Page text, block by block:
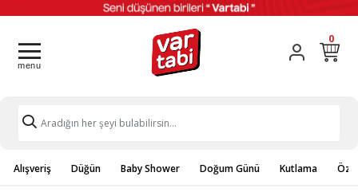
0
Alışveriş Düğün Baby Shower Doğum Günü Kutlama